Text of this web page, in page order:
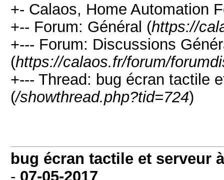
+- Calaos, Home Automation
+-- Forum: Général (https://
+--- Forum: Discussions
(https://calaos.fr/forum/
+--- Thread: bug écran tactile
(/showthread.php?tid=724)
bug écran tactile et serveur
- 07-05-2017